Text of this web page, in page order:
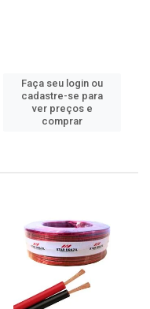
Faça seu login ou
cadastre-se para
ver preços e
comprar